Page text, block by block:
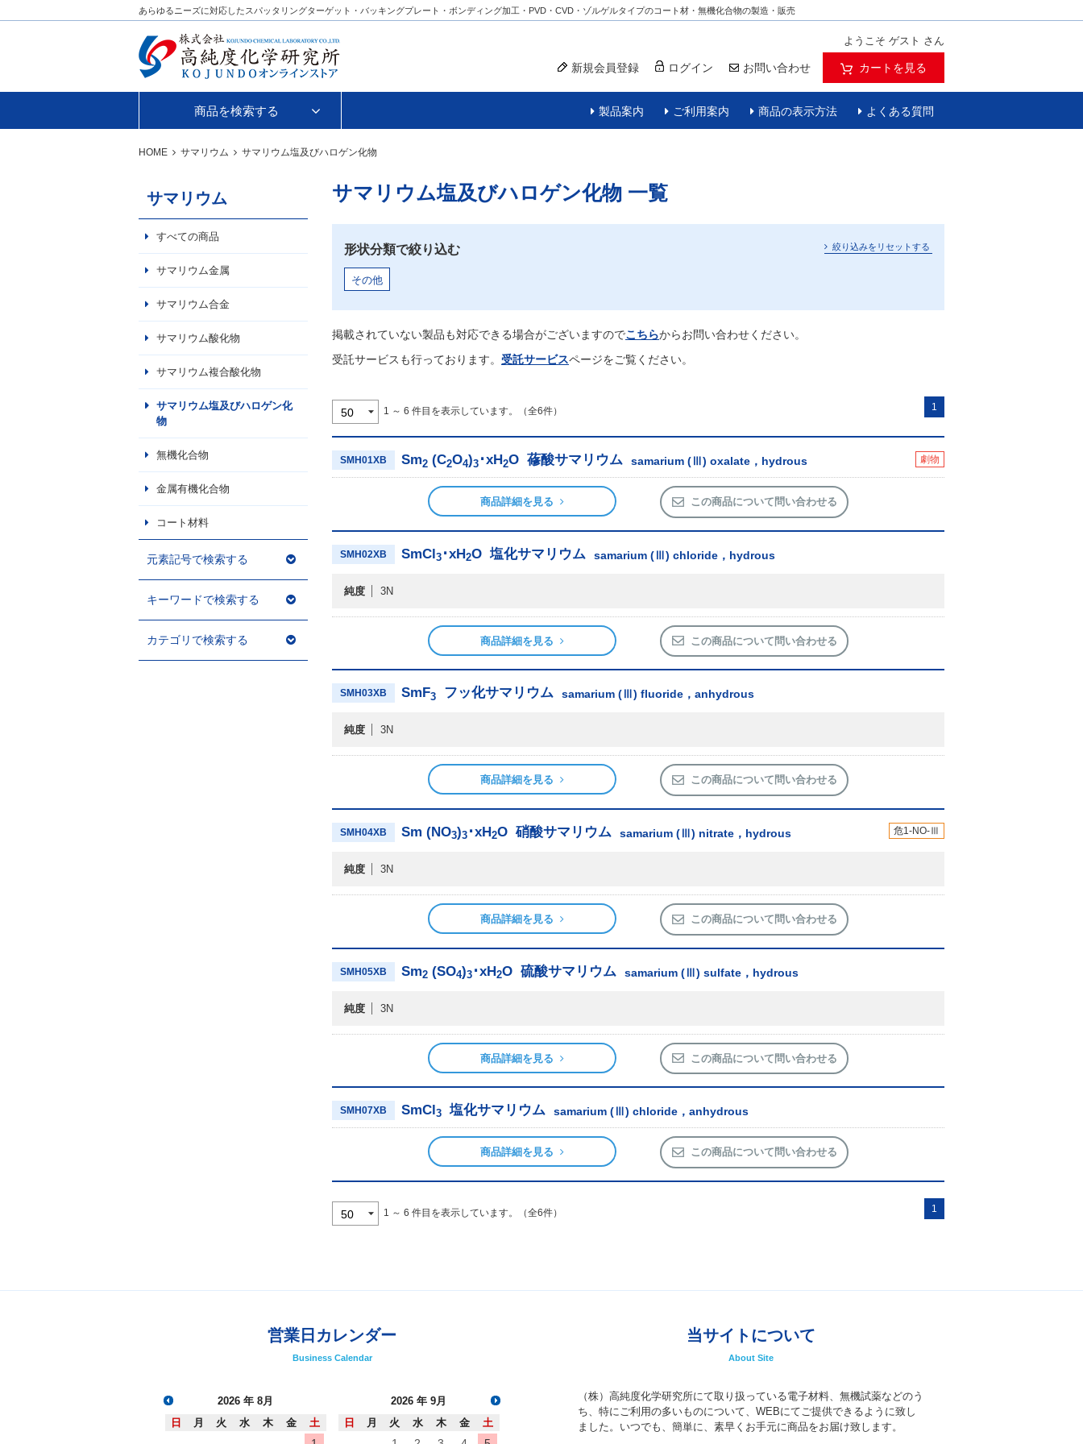
あらゆるニーズに対応したスパッタリングターゲット・バッキングプレート・ボンディング加工・PVD・CVD・ゾルゲルタイプのコート材・無機化合物の製造・販売
ようこそ ゲスト さん
新規会員登録 ログイン お問い合わせ カートを見る
商品を検索する 製品案内 ご利用案内 商品の表示方法 よくある質問
HOME サマリウム サマリウム塩及びハロゲン化物
サマリウム
すべての商品
サマリウム金属
サマリウム合金
サマリウム酸化物
サマリウム複合酸化物
サマリウム塩及びハロゲン化
物
無機化合物
金属有機化合物
コート材料
元素記号で検索する
キーワードで検索する
カテゴリで検索する
サマリウム塩及びハロゲン化物 一覧
形状分類で絞り込む
その他
絞り込みをリセットする
掲載されていない製品も対応できる場合がございますのでこちらからお問い合わせください。
受託サービスも行っております。 受託サービスページをご覧ください。
1 ～ 6 件目を表示しています。（全6件） 1
SMH01XB Sm2 (C2O4)3 ･xH 2O 蓚酸サマリウム samarium (Ⅲ) oxalate，hydrous 劇物
商品詳細を見る この商品について問い合わせる
SMH02XB SmCl3 ･xH2O 塩化サマリウム samarium (Ⅲ) chloride，hydrous
純度 3N
商品詳細を見る この商品について問い合わせる
SMH03XB SmF3 フッ化サマリウム samarium (Ⅲ) fluoride，anhydrous
純度 3N
商品詳細を見る この商品について問い合わせる
SMH04XB Sm (NO3)3 ･xH2O 硝酸サマリウム samarium (Ⅲ) nitrate，hydrous 危1-NO-Ⅲ
純度 3N
商品詳細を見る この商品について問い合わせる
SMH05XB Sm2 (SO4)3 ･xH2O 硫酸サマリウム samarium (Ⅲ) sulfate，hydrous
純度 3N
商品詳細を見る この商品について問い合わせる
SMH07XB SmCl3 塩化サマリウム samarium (Ⅲ) chloride，anhydrous
商品詳細を見る この商品について問い合わせる
1 ～ 6 件目を表示しています。（全6件） 1
当サイトについて
About Site
（株）高純度化学研究所にて取り扱っている電子材料、無機試薬などのう
ち、特にご利用の多いものについて、WEBにてご提供できるように致し
ました。いつでも、簡単に、素早くお手元に商品をお届け致します。
営業日カレンダー
Business Calendar
2026 年 8月
日
月 火 水 木 金 土
2026 年 9月
日
月 火 水 木 金 土